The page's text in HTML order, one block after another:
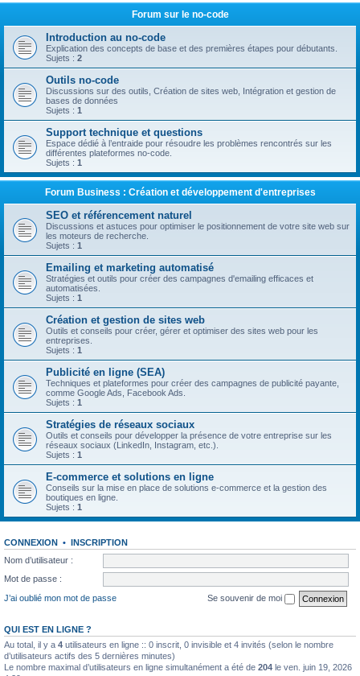
Forum sur le no-code
Introduction au no-code
Explication des concepts de base et des premières étapes pour débutants.
Sujets : 2
Outils no-code
Discussions sur des outils, Création de sites web, Intégration et gestion de
bases de données
Sujets : 1
Support technique et questions
Espace dédié à l’entraide pour résoudre les problèmes rencontrés sur les
différentes plateformes no-code.
Sujets : 1
Forum Business : Création et développement d'entreprises
SEO et référencement naturel
Discussions et astuces pour optimiser le positionnement de votre site web sur
les moteurs de recherche.
Sujets : 1
Emailing et marketing automatisé
Stratégies et outils pour créer des campagnes d'emailing efficaces et
automatisées.
Sujets : 1
Création et gestion de sites web
Outils et conseils pour créer, gérer et optimiser des sites web pour les
entreprises.
Sujets : 1
Publicité en ligne (SEA)
Techniques et plateformes pour créer des campagnes de publicité payante,
comme Google Ads, Facebook Ads.
Sujets : 1
Stratégies de réseaux sociaux
Outils et conseils pour développer la présence de votre entreprise sur les
réseaux sociaux (LinkedIn, Instagram, etc.).
Sujets : 1
E-commerce et solutions en ligne
Conseils sur la mise en place de solutions e-commerce et la gestion des
boutiques en ligne.
Sujets : 1
CONNEXION • INSCRIPTION
Nom d’utilisateur :
Mot de passe :
J’ai oublié mon mot de passe
Se souvenir de moi
QUI EST EN LIGNE ?
Au total, il y a 4 utilisateurs en ligne :: 0 inscrit, 0 invisible et 4 invités (selon le nombre
d’utilisateurs actifs des 5 dernières minutes)
Le nombre maximal d’utilisateurs en ligne simultanément a été de 204 le ven. juin 19, 2026